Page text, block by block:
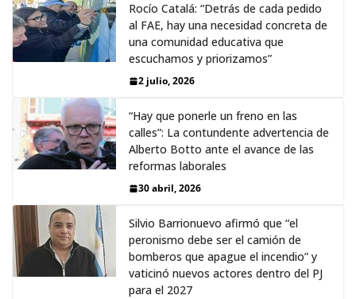
Rocío Catalá: “Detrás de cada pedido
al FAE, hay una necesidad concreta de
una comunidad educativa que
escuchamos y priorizamos”
2 julio, 2026
“Hay que ponerle un freno en las
calles”: La contundente advertencia de
Alberto Botto ante el avance de las
reformas laborales
30 abril, 2026
Silvio Barrionuevo afirmó que “el
peronismo debe ser el camión de
bomberos que apague el incendio” y
vaticinó nuevos actores dentro del PJ
para el 2027